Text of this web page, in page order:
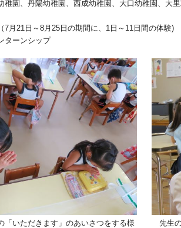
稚園、丹陽幼稚園、西成幼稚園、大口幼稚園、大
7月21日～8月25日の期間に、1日～11日間の体験)
ターンシップ
いただきます」のあいさつをする様
先生